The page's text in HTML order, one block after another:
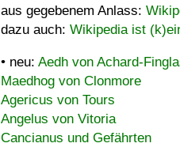
aus gegebenem Anlass:
dazu auch: Wikipedia ist
• neu: Aedh von Achard-
Maedhog von Clonmore
Agericus von Tours
Angelus von Vitoria
Cancianus und Gefährten